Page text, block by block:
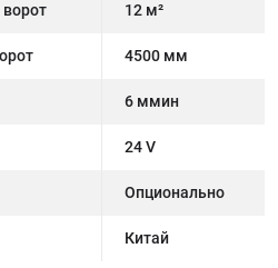
12 м²
4500 мм
6 ммин
24 V
Опционально
Китай